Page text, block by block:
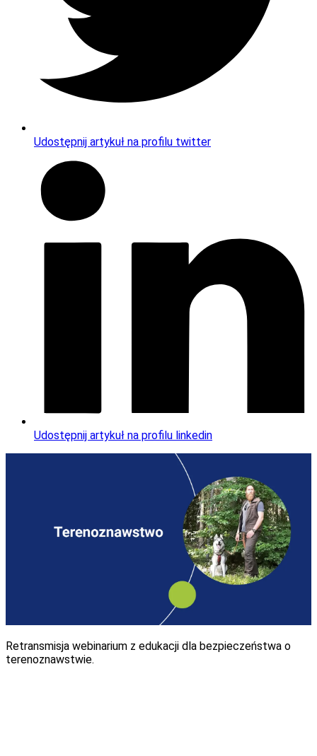
Udostępnij artykuł na profilu twitter
Udostępnij artykuł na profilu linkedin
Retransmisja webinarium z edukacji dla bezpieczeństwa o
terenoznawstwie.